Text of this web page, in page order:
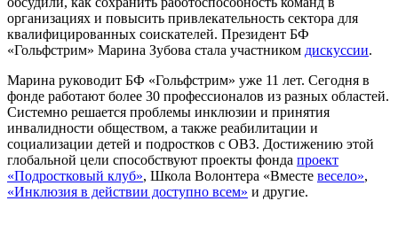
организациях и повысить привлекательность сектора для
квалифицированных соискателей. Президент БФ
«Гольфстрим» Марина Зубова стала участником дискуссии.
Марина руководит БФ «Гольфстрим» уже 11 лет. Сегодня в
фонде работают более 30 профессионалов из разных областей.
Системно решается проблемы инклюзии и принятия
инвалидности обществом, а также реабилитации и
социализации детей и подростков с ОВЗ. Достижению этой
глобальной цели способствуют проекты фонда проект
«Подростковый клуб», Школа Волонтера «Вместе весело»,
«Инклюзия в действии доступно всем» и другие.